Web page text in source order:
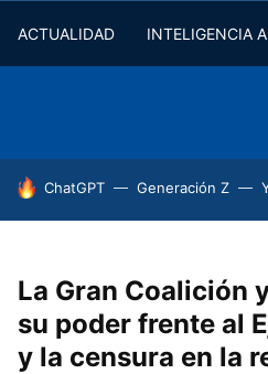
ACTUALIDAD INTELIGENCIA
HOY SE HABLA DE
ChatGPT Generación Z
La Gran Coalición
su poder frente al
y la censura en la